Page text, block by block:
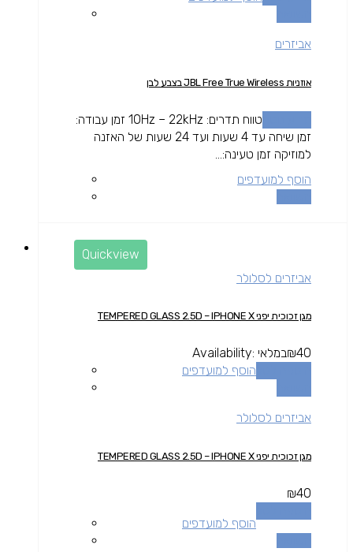
אביזרים
אוזניות JBL Free True Wireless בצבע לבן
טווח תדרים: 10Hz – 22kHz זמן עבודה:
זמן שיחה עד 4 שעות ועד 24 שעות של האזנה
למוזיקה זמן טעינה:...
הוסף למועדפים
Quickview
אביזרים לסלולר
מגן זכוכית יפני TEMPERED GLASS 2.5D – IPHONE X
₪40
Availability: במלאי
הוסף למועדפים
אביזרים לסלולר
מגן זכוכית יפני TEMPERED GLASS 2.5D – IPHONE X
₪40
הוסף למועדפים